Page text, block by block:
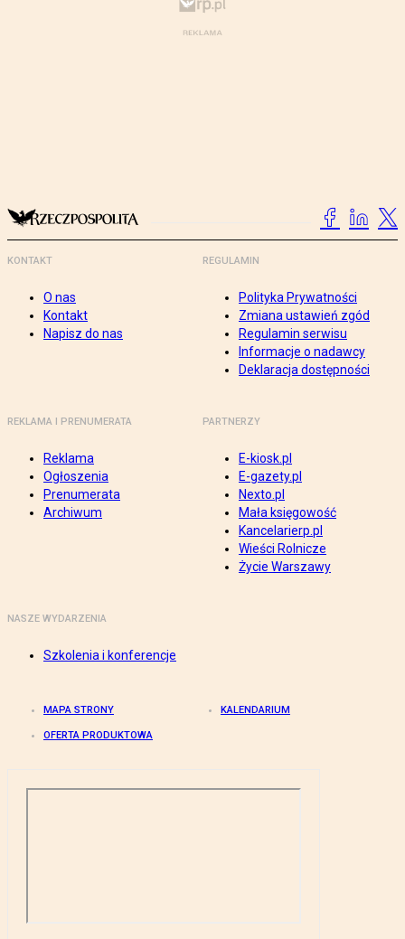
KONTAKT
O nas
Kontakt
Napisz do nas
REGULAMIN
Polityka Prywatności
Zmiana ustawień zgód
Regulamin serwisu
Informacje o nadawcy
Deklaracja dostępności
REKLAMA I PRENUMERATA
Reklama
Ogłoszenia
Prenumerata
Archiwum
PARTNERZY
E-kiosk.pl
E-gazety.pl
Nexto.pl
Mała księgowość
Kancelarierp.pl
Wieści Rolnicze
Życie Warszawy
NASZE WYDARZENIA
Szkolenia i konferencje
MAPA STRONY KALENDARIUM
OFERTA PRODUKTOWA